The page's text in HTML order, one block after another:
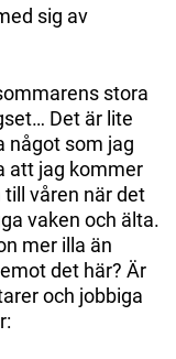
sig av
stora
Det är lite
något som jag
att jag kommer
våren när det
vaken och älta.
mer illa än
det här? Är
och jobbiga